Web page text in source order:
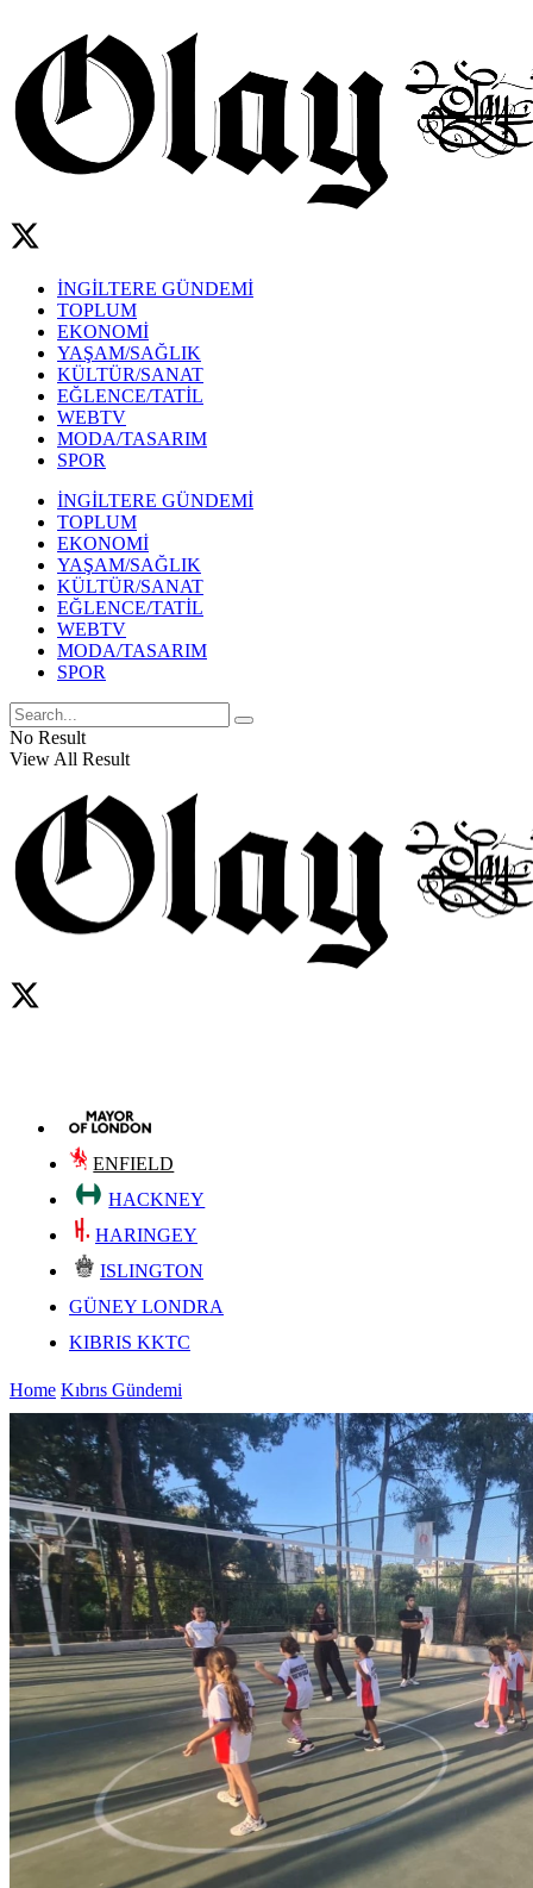
İNGİLTERE GÜNDEMİ
TOPLUM
EKONOMİ
YAŞAM/SAĞLIK
KÜLTÜR/SANAT
EĞLENCE/TATİL
WEBTV
MODA/TASARIM
SPOR
İNGİLTERE GÜNDEMİ
TOPLUM
EKONOMİ
YAŞAM/SAĞLIK
KÜLTÜR/SANAT
EĞLENCE/TATİL
WEBTV
MODA/TASARIM
SPOR
No Result
View All Result
ENFIELD
HACKNEY
HARINGEY
ISLINGTON
GÜNEY LONDRA
KIBRIS KKTC
Home Kıbrıs Gündemi